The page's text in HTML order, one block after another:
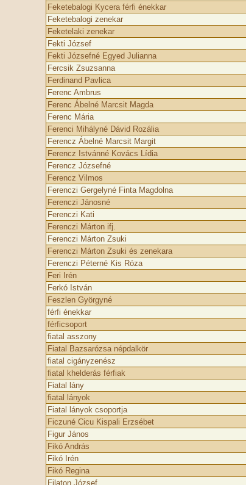
Feketebalogi Kycera férfi énekkar
Feketebalogi zenekar
Feketelaki zenekar
Fekti József
Fekti Józsefné Egyed Julianna
Fercsik Zsuzsanna
Ferdinand Pavlica
Ferenc Ambrus
Ferenc Ábelné Marcsit Magda
Ferenc Mária
Ferenci Mihályné Dávid Rozália
Ferencz Ábelné Marcsit Margit
Ferencz Istvánné Kovács Lídia
Ferencz Józsefné
Ferencz Vilmos
Ferenczi Gergelyné Finta Magdolna
Ferenczi Jánosné
Ferenczi Kati
Ferenczi Márton ifj.
Ferenczi Márton Zsuki
Ferenczi Márton Zsuki és zenekara
Ferenczi Péterné Kis Róza
Feri Irén
Ferkó István
Feszlen Györgyné
férfi énekkar
férficsoport
fiatal asszony
Fiatal Bazsarózsa népdalkör
fiatal cigányzenész
fiatal khelderás férfiak
Fiatal lány
fiatal lányok
Fiatal lányok csoportja
Ficzuné Cicu Kispali Erzsébet
Figur János
Fikó András
Fikó Irén
Fikó Regina
Filaton József